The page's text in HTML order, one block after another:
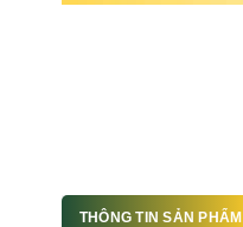
THÔNG TIN SẢN PHẨM